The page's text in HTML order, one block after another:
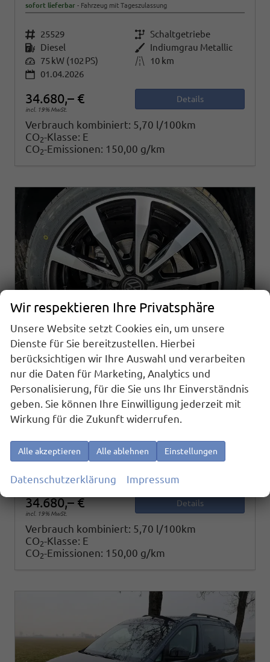
sofort lieferbar Fahrzeug mit Tageszulassung
Fahrzeugnr. 25529 Getriebe Schaltgetriebe
Kraftstoff Diesel Außenfarbe Indiumgrau Metallic
Leistung 75 kW (102 PS) Kilometerstand
10 km
01.04.2026
34.680,– €
incl. 19% MwSt.
Details
Verbrauch kombiniert: 5,70 l/100km
CO2-Klasse: E
CO2-Emissionen: 150,00 g/km
Volkswagen Caddy Maxi
Basis 2.0TDI Sport Edition ACC Kam GV5 App AHK Reling
sofort lieferbar Fahrzeug mit Tageszulassung
KraftstoffDiesel Außenfarbe
Starlightblau Metallic
Leistung75 kW (102 PS) Kilometerstand10 km
01.04.2026
34.680,– €
incl. 19% MwSt.
Details
Verbrauch kombiniert: 5,70 l/100km
CO2-Klasse: E
CO2-Emissionen: 150,00 g/km
Wir respektieren Ihre Privatsphäre
Unsere Website setzt Cookies ein, um unsere
Dienste für Sie bereitzustellen. Hierbei
berücksichtigen wir Ihre Auswahl und verarbeiten
nur die Daten für Marketing, Analytics und
Personalisierung, für die Sie uns Ihr Einverständnis
geben. Sie können Ihre Einwilligung jederzeit mit
Wirkung für die Zukunft widerrufen.
Alle akzeptieren Alle ablehnen Einstellungen
Datenschutzerklärung Impressum